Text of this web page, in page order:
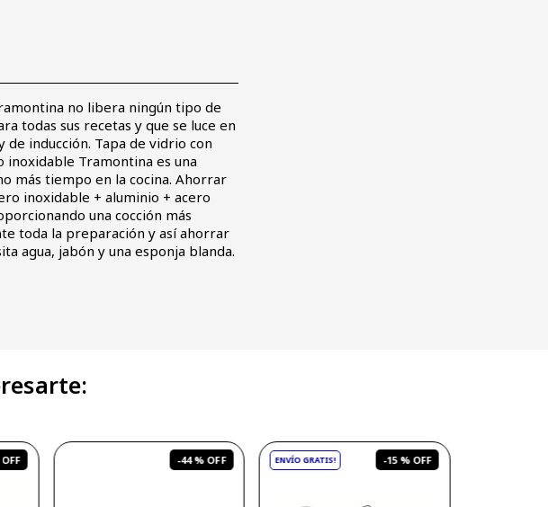
no libera ningún tipo de
todas sus recetas y que se luce en
inducción. Tapa de vidrio con
inoxidable Tramontina es una
más tiempo en la cocina. Ahorrar
inoxidable + aluminio + acero
una cocción más
toda la preparación y así ahorrar
agua, jabón y una esponja blanda.
-44 % -15 %